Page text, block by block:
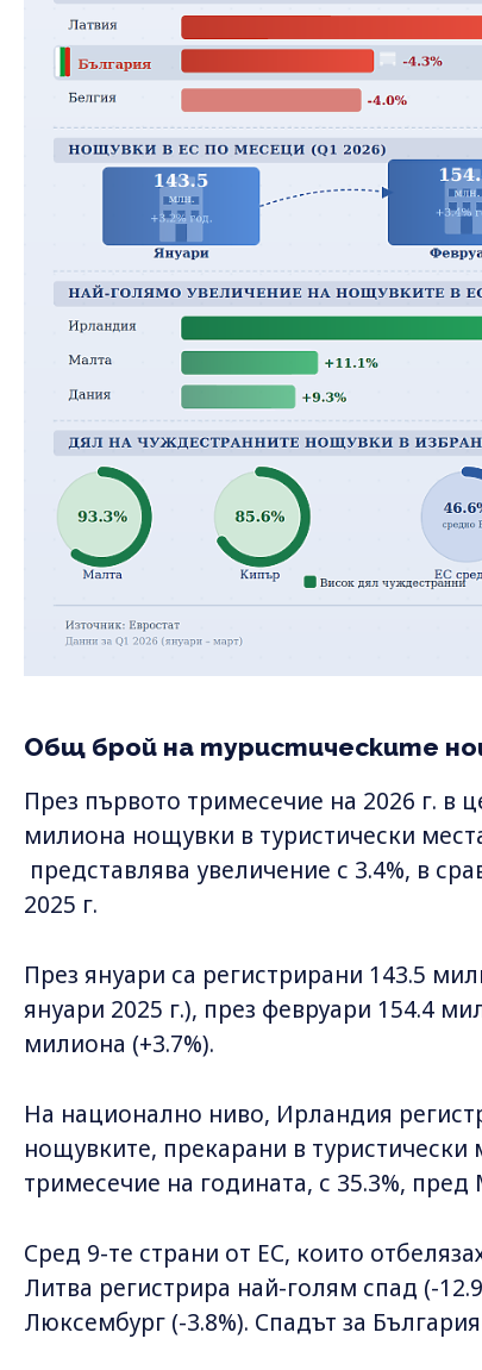
Общ брой на туристическите
През първото тримесечие на 2026 г. в
милиона нощувки в туристически
представлява увеличение с 3.4%, в
2025 г.
През януари са регистрирани 143.5
януари 2025 г.), през февруари 154.4
милиона (+3.7%).
На национално ниво, Ирландия
нощувките, прекарани в туристически
тримесечие на годината, с 35.3%, пред
Сред 9-те страни от ЕС, които
Литва регистрира най-голям спад (-
Люксембург (-3.8%). Спадът за България